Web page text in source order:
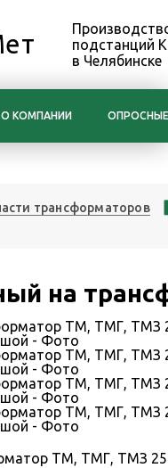
подстанций
в Челябинске
О КОМПАНИИ
трансформаторов
на